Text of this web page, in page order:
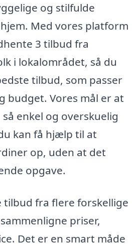
og stilfulde
Med vores platform
3 tilbud fra
i lokalområdet, så du
tilbud, som passer
budget. Vores mål er at
enkel og overskuelig
kan få hjælp til at
op, uden at det
opgave.
tilbud fra flere forskellige
priser,
Det er en smart måde